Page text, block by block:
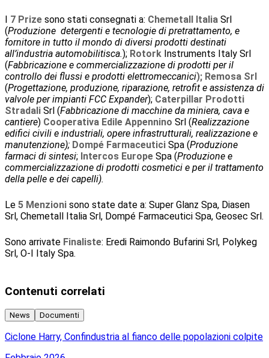
I 7 Prize sono stati consegnati a: Chemetall Italia Srl
(Produzione detergenti e tecnologie di pretrattamento, e
fornitore in tutto il mondo di diversi prodotti destinati
all’industria automobilitisca.); Rotork Instruments Italy Srl
(Fabbricazione e commercializzazione di prodotti per il
controllo dei flussi e prodotti elettromeccanici); Remosa Srl
(Progettazione, produzione, riparazione, retrofit e assistenza di
valvole per impianti FCC Expander); Caterpillar Prodotti
Stradali Srl (Fabbricazione di macchine da miniera, cava e
cantiere) Cooperativa Edile Appennino Srl (Realizzazione
edifici civili e industriali, opere infrastrutturali, realizzazione e
manutenzione); Dompé Farmaceutici Spa (Produzione
farmaci di sintesi; Intercos Europe Spa (Produzione e
commercializzazione di prodotti cosmetici e per il trattamento
della pelle e dei capelli).
Le 5 Menzioni sono state date a: Super Glanz Spa, Diasen
Srl, Chemetall Italia Srl, Dompé Farmaceutici Spa, Geosec Srl.
Sono arrivate Finaliste: Eredi Raimondo Bufarini Srl, Polykeg
Srl, O-I Italy Spa.
Contenuti correlati
News Documenti
Ciclone Harry, Confindustria al fianco delle popolazioni colpite